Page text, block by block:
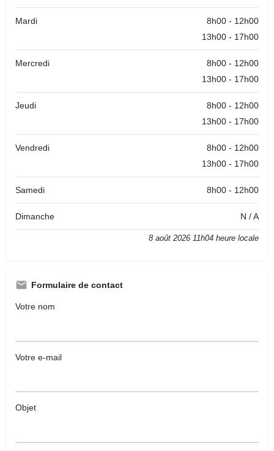
Mardi
8h00 - 12h00
13h00 - 17h00
Mercredi
8h00 - 12h00
13h00 - 17h00
Jeudi
8h00 - 12h00
13h00 - 17h00
Vendredi
8h00 - 12h00
13h00 - 17h00
Samedi 8h00 - 12h00
Dimanche N / A
8 août 2026 11h04 heure locale
Formulaire de contact
Votre nom
Votre e-mail
Objet